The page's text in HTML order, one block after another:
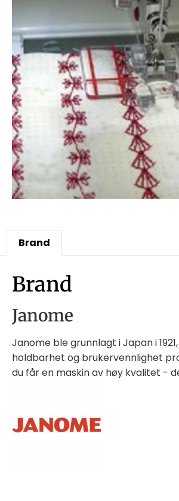
Brand
Brand
Janome
Janome ble grunnlagt i Japan i
holdbarhet og brukervennlighet
du får en maskin av høy kvalitet -